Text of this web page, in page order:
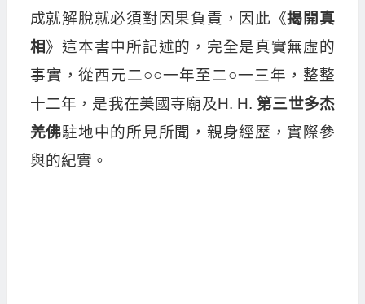
成就解脫就必須對因果負責，因此《揭開真
相》這本書中所記述的，完全是真實無虛的
事實，從西元二○○一年至二○一三年，整整
十二年，是我在美國寺廟及H. H. 第三世多杰
羌佛駐地中的所見所聞，親身經歷，實際參
與的紀實。